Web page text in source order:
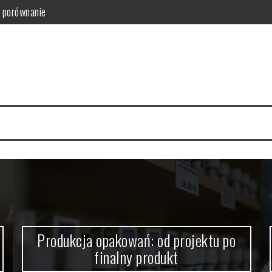
i samorządu
Twojego wydarzenia
Produkcja opakowań: od projektu po
finalny produkt